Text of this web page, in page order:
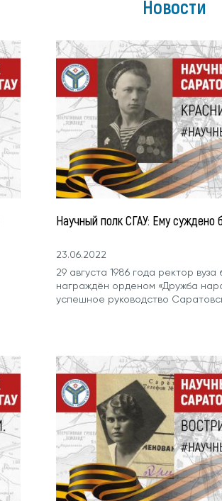
Новости
Научный полк СГАУ: Ему суждено
23.06.2022
29 августа 1986 года ректор вуза
награждён орде­ном «Дружба
успешное руководство